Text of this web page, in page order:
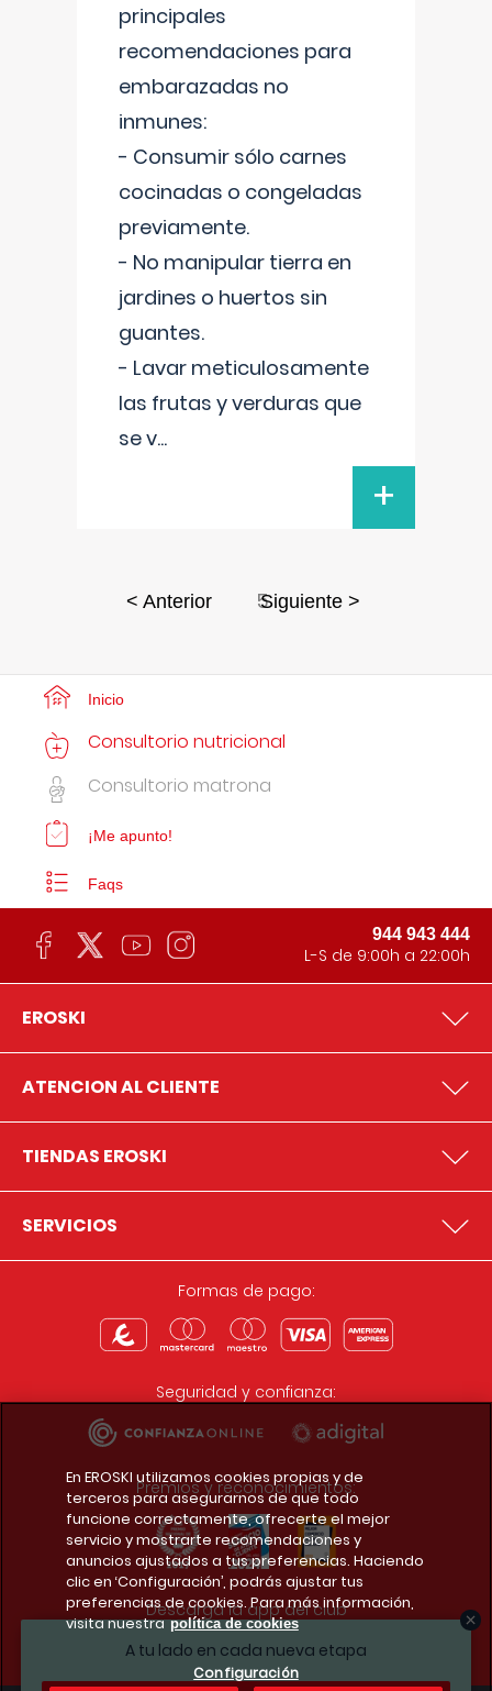
principales
recomendaciones para
embarazadas no
inmunes:
- Consumir sólo carnes
cocinadas o congeladas
previamente.
- No manipular tierra en
jardines o huertos sin
guantes.
- Lavar meticulosamente
las frutas y verduras que
se v...
+
< Anterior 5
Siguiente >
A tu lado en cada nueva etapa
Inicio
Consultorio nutricional
Consultorio matrona
¡Me apunto!
Faqs
944 943 444
L-S de 9:00h a 22:00h
EROSKI
ATENCION AL CLIENTE
TIENDAS EROSKI
SERVICIOS
Formas de pago:
Seguridad y confianza:
Premios y reconocimientos:
Descarga la app del club
En EROSKI utilizamos cookies propias y de
terceros para asegurarnos de que todo
funcione correctamente, ofrecerte el mejor
servicio y mostrarte recomendaciones y
anuncios ajustados a tus preferencias. Haciendo
clic en ‘Configuración’, podrás ajustar tus
preferencias de cookies. Para más información,
visita nuestra política de cookies
Configuración